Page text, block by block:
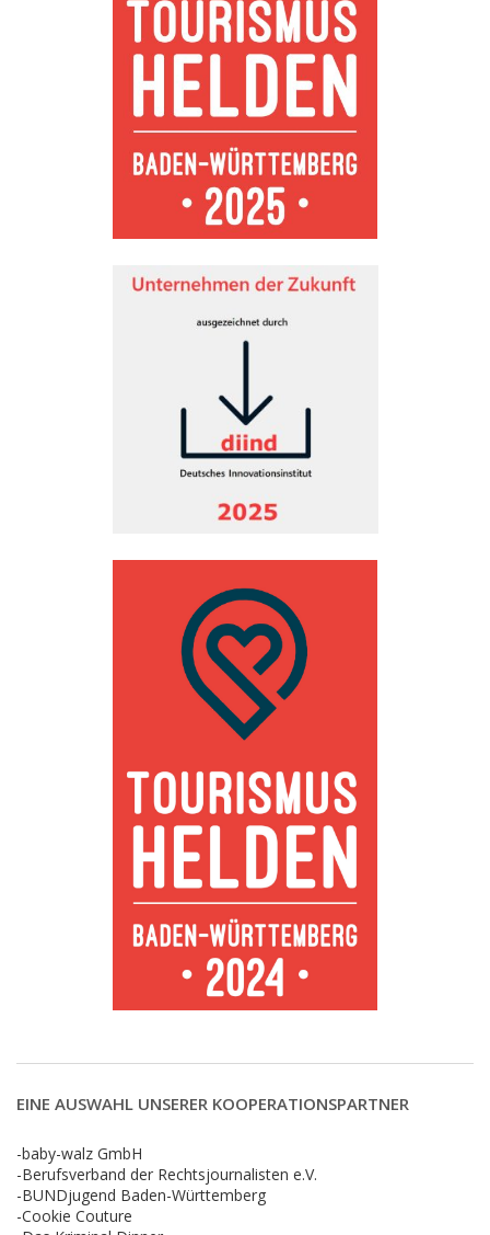
EINE AUSWAHL UNSERER KOOPERATIONSPARTNER
-baby-walz GmbH
-Berufsverband der Rechtsjournalisten e.V.
-BUNDjugend Baden-Württemberg
-Cookie Couture